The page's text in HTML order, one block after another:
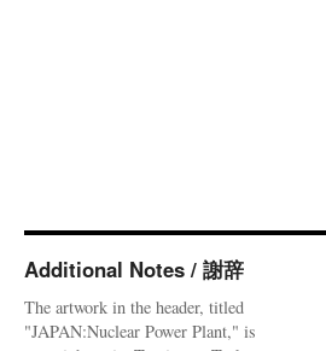
Additional Notes / 謝辞
The artwork in the header, titled
"JAPAN:Nuclear Power Plant," is